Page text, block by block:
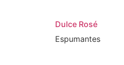
Dulce Rosé
Espumantes